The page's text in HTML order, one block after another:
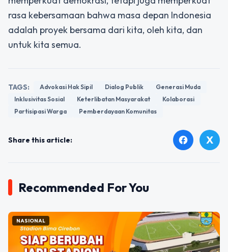
rasa kebersamaan bahwa masa depan Indonesia
adalah proyek bersama dari kita, oleh kita, dan
untuk kita semua.
TAGS: Advokasi Hak Sipil Dialog Publik
Generasi Muda
Inklusivitas Sosial
Keterlibatan Masyarakat
Kolaborasi
Partisipasi Warga
Pemberdayaan Komunitas
Share this article: facebook X
Recommended For You
NASIONAL